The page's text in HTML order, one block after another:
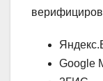
Google